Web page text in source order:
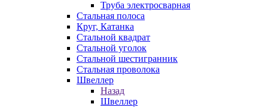
Труба электросварная
Стальная полоса
Круг, Катанка
Стальной квадрат
Стальной уголок
Стальной шестигранник
Стальная проволока
Швеллер
Назад
Швеллер